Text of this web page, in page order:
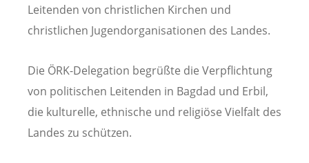
Leitenden von christlichen Kirchen und
christlichen Jugendorganisationen des Landes.
Die ÖRK-Delegation begrüßte die Verpflichtung
von politischen Leitenden in Bagdad und Erbil,
die kulturelle, ethnische und religiöse Vielfalt des
Landes zu schützen.